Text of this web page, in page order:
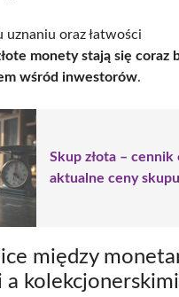
uznaniu oraz łatwości
monety stają się coraz
wśród inwestorów.
Skup złota – cennik
aktualne ceny
między